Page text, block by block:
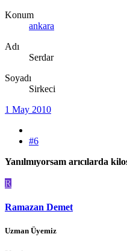
Konum
ankara
Adı
Serdar
Soyadı
Sirkeci
1 May 2010
#6
Yanılmıyorsam arıcılarda
R
Ramazan Demet
Uzman Üyemiz